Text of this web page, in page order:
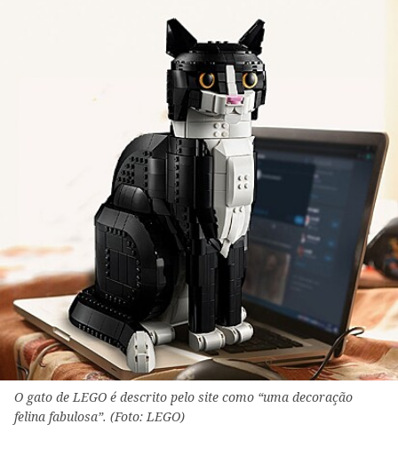
O gato de LEGO é descrito pelo site como “uma decoração
felina fabulosa”. (Foto: LEGO)